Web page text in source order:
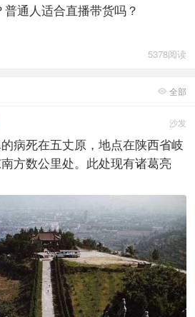
通人适合直播带货吗？
5378阅读
 全部
沙发
病死在五丈原，地点在陕西省岐
方数公里处。此处现有诸葛亮